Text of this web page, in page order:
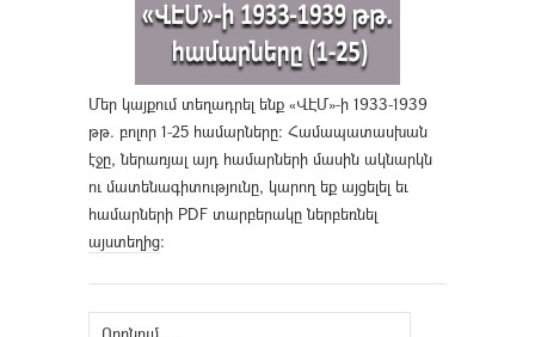
Մեր կայքում տեղադրել ենք «ՎԷՄ»-ի 1933-1939
թթ. բոլոր 1-25 համարները։ Համապատասխան
էջը, ներառյալ այդ համարների մասին ակնարկն
ու մատենագիտությունը, կարող եք այցելել եւ
համարների PDF տարբերակը ներբեռնել
այստեղից։
Որոնել՝